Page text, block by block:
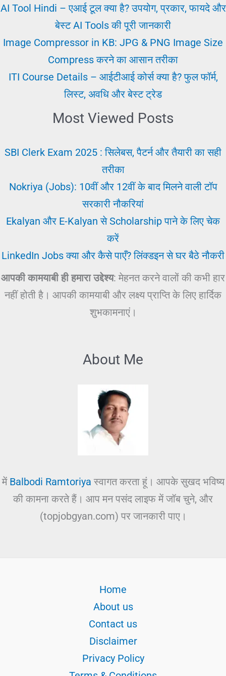
Labour
AI Tool Hindi – एआई टूल क्या है? उपयोग, प्रकार, फायदे और
बेस्ट AI Tools की पूरी जानकारी
Image Compressor in KB: JPG & PNG Image Size
Compress करने का आसान तरीका
ITI Course Details – आईटीआई कोर्स क्या है? फुल फॉर्म,
लिस्ट, अवधि और बेस्ट ट्रेड
Most Viewed Posts
SBI Clerk Exam 2025 : सिलेबस, पैटर्न और तैयारी का सही
तरीका
Nokriya (Jobs): 10वीं और 12वीं के बाद मिलने वाली टॉप
सरकारी नौकरियां
Ekalyan और E-Kalyan से Scholarship पाने के लिए चेक
करें
LinkedIn Jobs क्या और कैसे पाएँ? लिंक्डइन से घर बैठे नौकरी
आपकी कामयाबी ही हमारा उद्देश्य: मेहनत करने वालों की कभी हार
नहीं होती है। आपकी कामयाबी और लक्ष्य प्राप्ति के लिए हार्दिक
शुभकामनाएं।
About Me
में Balbodi Ramtoriya स्वागत करता हूं। आपके सुखद भविष्य
की कामना करते हैं। आप मन पसंद लाइफ में जॉब चुने, और
(topjobgyan.com) पर जानकारी पाए।
Home
About us
Contact us
Disclaimer
Privacy Policy